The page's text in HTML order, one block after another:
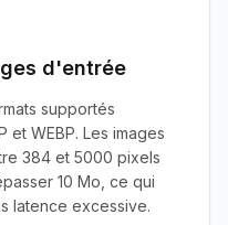
d'entrée
supportés
et WEBP. Les images
384 et 5000 pixels
10 Mo, ce qui
latence excessive.